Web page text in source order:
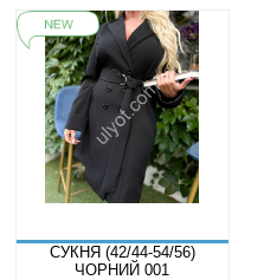
СУКНЯ (42/44-54/56)
ЧОРНИЙ 001